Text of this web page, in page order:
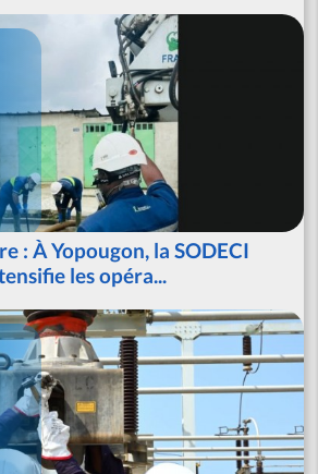
: À Yopougon, la SODECI
les opéra...